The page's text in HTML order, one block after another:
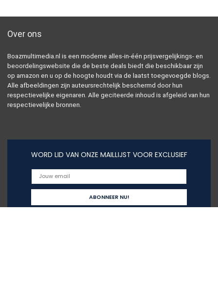
Over ons
Boazmultimedia.nl is een moderne alles-in-één prijsvergelijkings- en
beoordelingswebsite die de beste deals biedt die beschikbaar zijn
op amazon en u op de hoogte houdt via de laatst toegevoegde blogs.
Alle afbeeldingen zijn auteursrechtelijk beschermd door hun
respectievelijke eigenaren. Alle geciteerde inhoud is afgeleid van hun
respectievelijke bronnen.
WORD LID VAN ONZE MAILLIJST VOOR EXCLUSIEF